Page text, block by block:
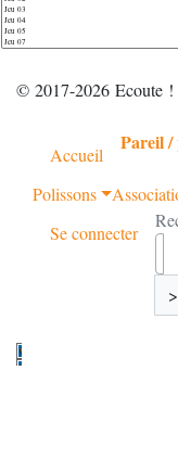
© 2017-2026 Ecoute !
Accueil
Pareil /
Polissons
Se connecter